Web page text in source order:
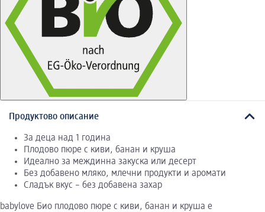
Продуктово описание
За деца над 1 година
Плодово пюре с киви, банан и круша
Идеално за междинна закуска или десерт
Без добавено мляко, млечни продукти и аромати
Сладък вкус – без добавена захар
babylove Био плодово пюре с киви, банан и круша е